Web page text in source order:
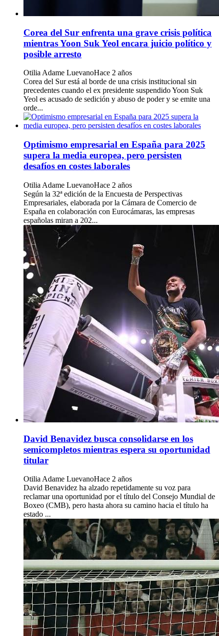
Corea del Sur enfrenta una grave crisis política
mientras Yoon Suk Yeol encara juicio político y
posible arresto
Otilia Adame LuevanoHace 2 años
Corea del Sur está al borde de una crisis institucional sin
precedentes cuando el ex presidente suspendido Yoon Suk
Yeol es acusado de sedición y abuso de poder y se emite una
orde...
Optimismo empresarial en España para 2025
supera la media europea, pero persisten
desafíos en costes laborales
Otilia Adame LuevanoHace 2 años
Según la 32ª edición de la Encuesta de Perspectivas
Empresariales, elaborada por la Cámara de Comercio de
España en colaboración con Eurocámaras, las empresas
españolas miran a 202...
David Benavidez busca consolidarse en los
semicompletos mientras espera su oportunidad
titular
Otilia Adame LuevanoHace 2 años
David Benavidez ha alzado repetidamente su voz para
reclamar una oportunidad por el título del Consejo Mundial de
Boxeo (CMB), pero hasta ahora su camino hacia el título ha
estado ...